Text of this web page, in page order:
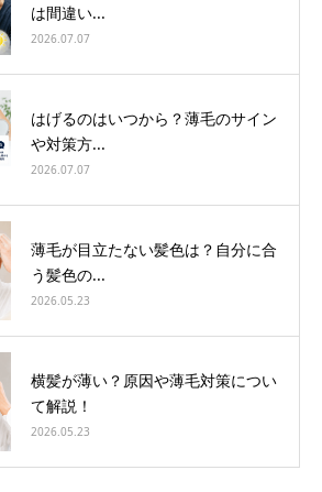
は間違い...
2026.07.07
はげるのはいつから？薄毛のサイン
や対策方...
2026.07.07
薄毛が目立たない髪色は？自分に合
う髪色の...
2026.05.23
横髪が薄い？原因や薄毛対策につい
て解説！
2026.05.23